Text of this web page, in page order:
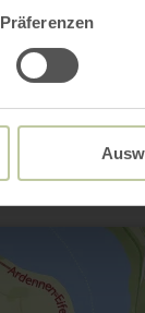
Präferenzen